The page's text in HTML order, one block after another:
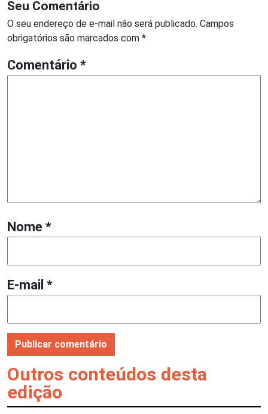
Seu Comentário
O seu endereço de e-mail não será publicado. Campos
obrigatórios são marcados com *
Comentário *
Nome *
E-mail *
Outros conteúdos desta
edição